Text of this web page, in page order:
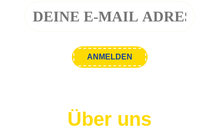
Über uns